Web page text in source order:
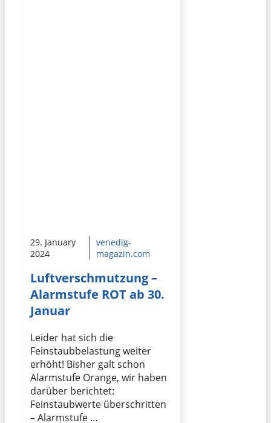
29. January
2024
venedig-
magazin.com
Luftverschmutzung –
Alarmstufe ROT ab 30.
Januar
Leider hat sich die
Feinstaubbelastung weiter
erhöht! Bisher galt schon
Alarmstufe Orange, wir haben
darüber berichtet:
Feinstaubwerte überschritten
– Alarmstufe …